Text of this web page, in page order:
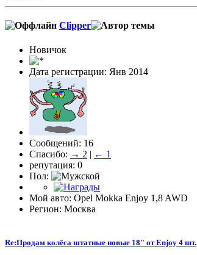
Clipper
Новичок
Дата регистрации: Янв 2014
Сообщений: 16
Спасибо: → 2 | ← 1
репутация: 0
Пол:
Мой авто: Opel Mokka Enjoy 1,8 AWD
Регион: Москва
Re:Продам колёса штатные новые 18" от Enjoy 4 шт.